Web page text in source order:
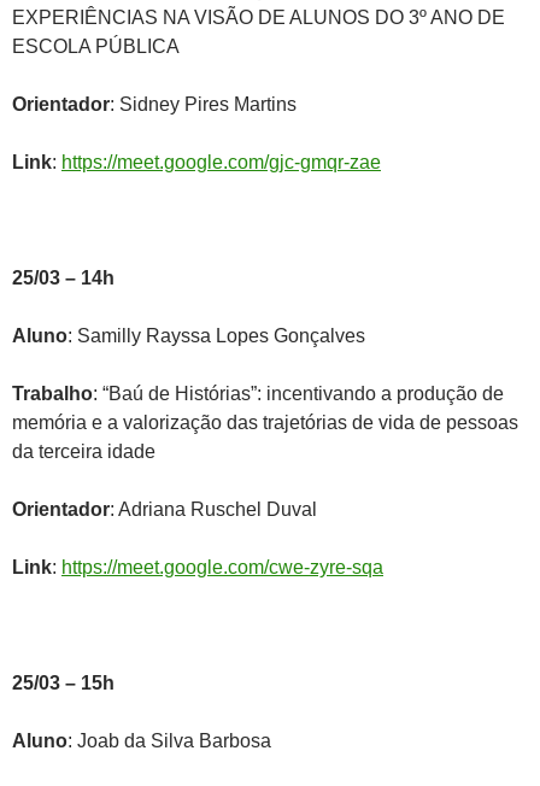
EXPERIÊNCIAS NA VISÃO DE ALUNOS DO 3º ANO DE
ESCOLA PÚBLICA
Orientador: Sidney Pires Martins
Link: https://meet.google.com/gjc-gmqr-zae
25/03 – 14h
Aluno: Samilly Rayssa Lopes Gonçalves
Trabalho: “Baú de Histórias”: incentivando a produção de
memória e a valorização das trajetórias de vida de pessoas
da terceira idade
Orientador: Adriana Ruschel Duval
Link: https://meet.google.com/cwe-zyre-sqa
25/03 – 15h
Aluno: Joab da Silva Barbosa